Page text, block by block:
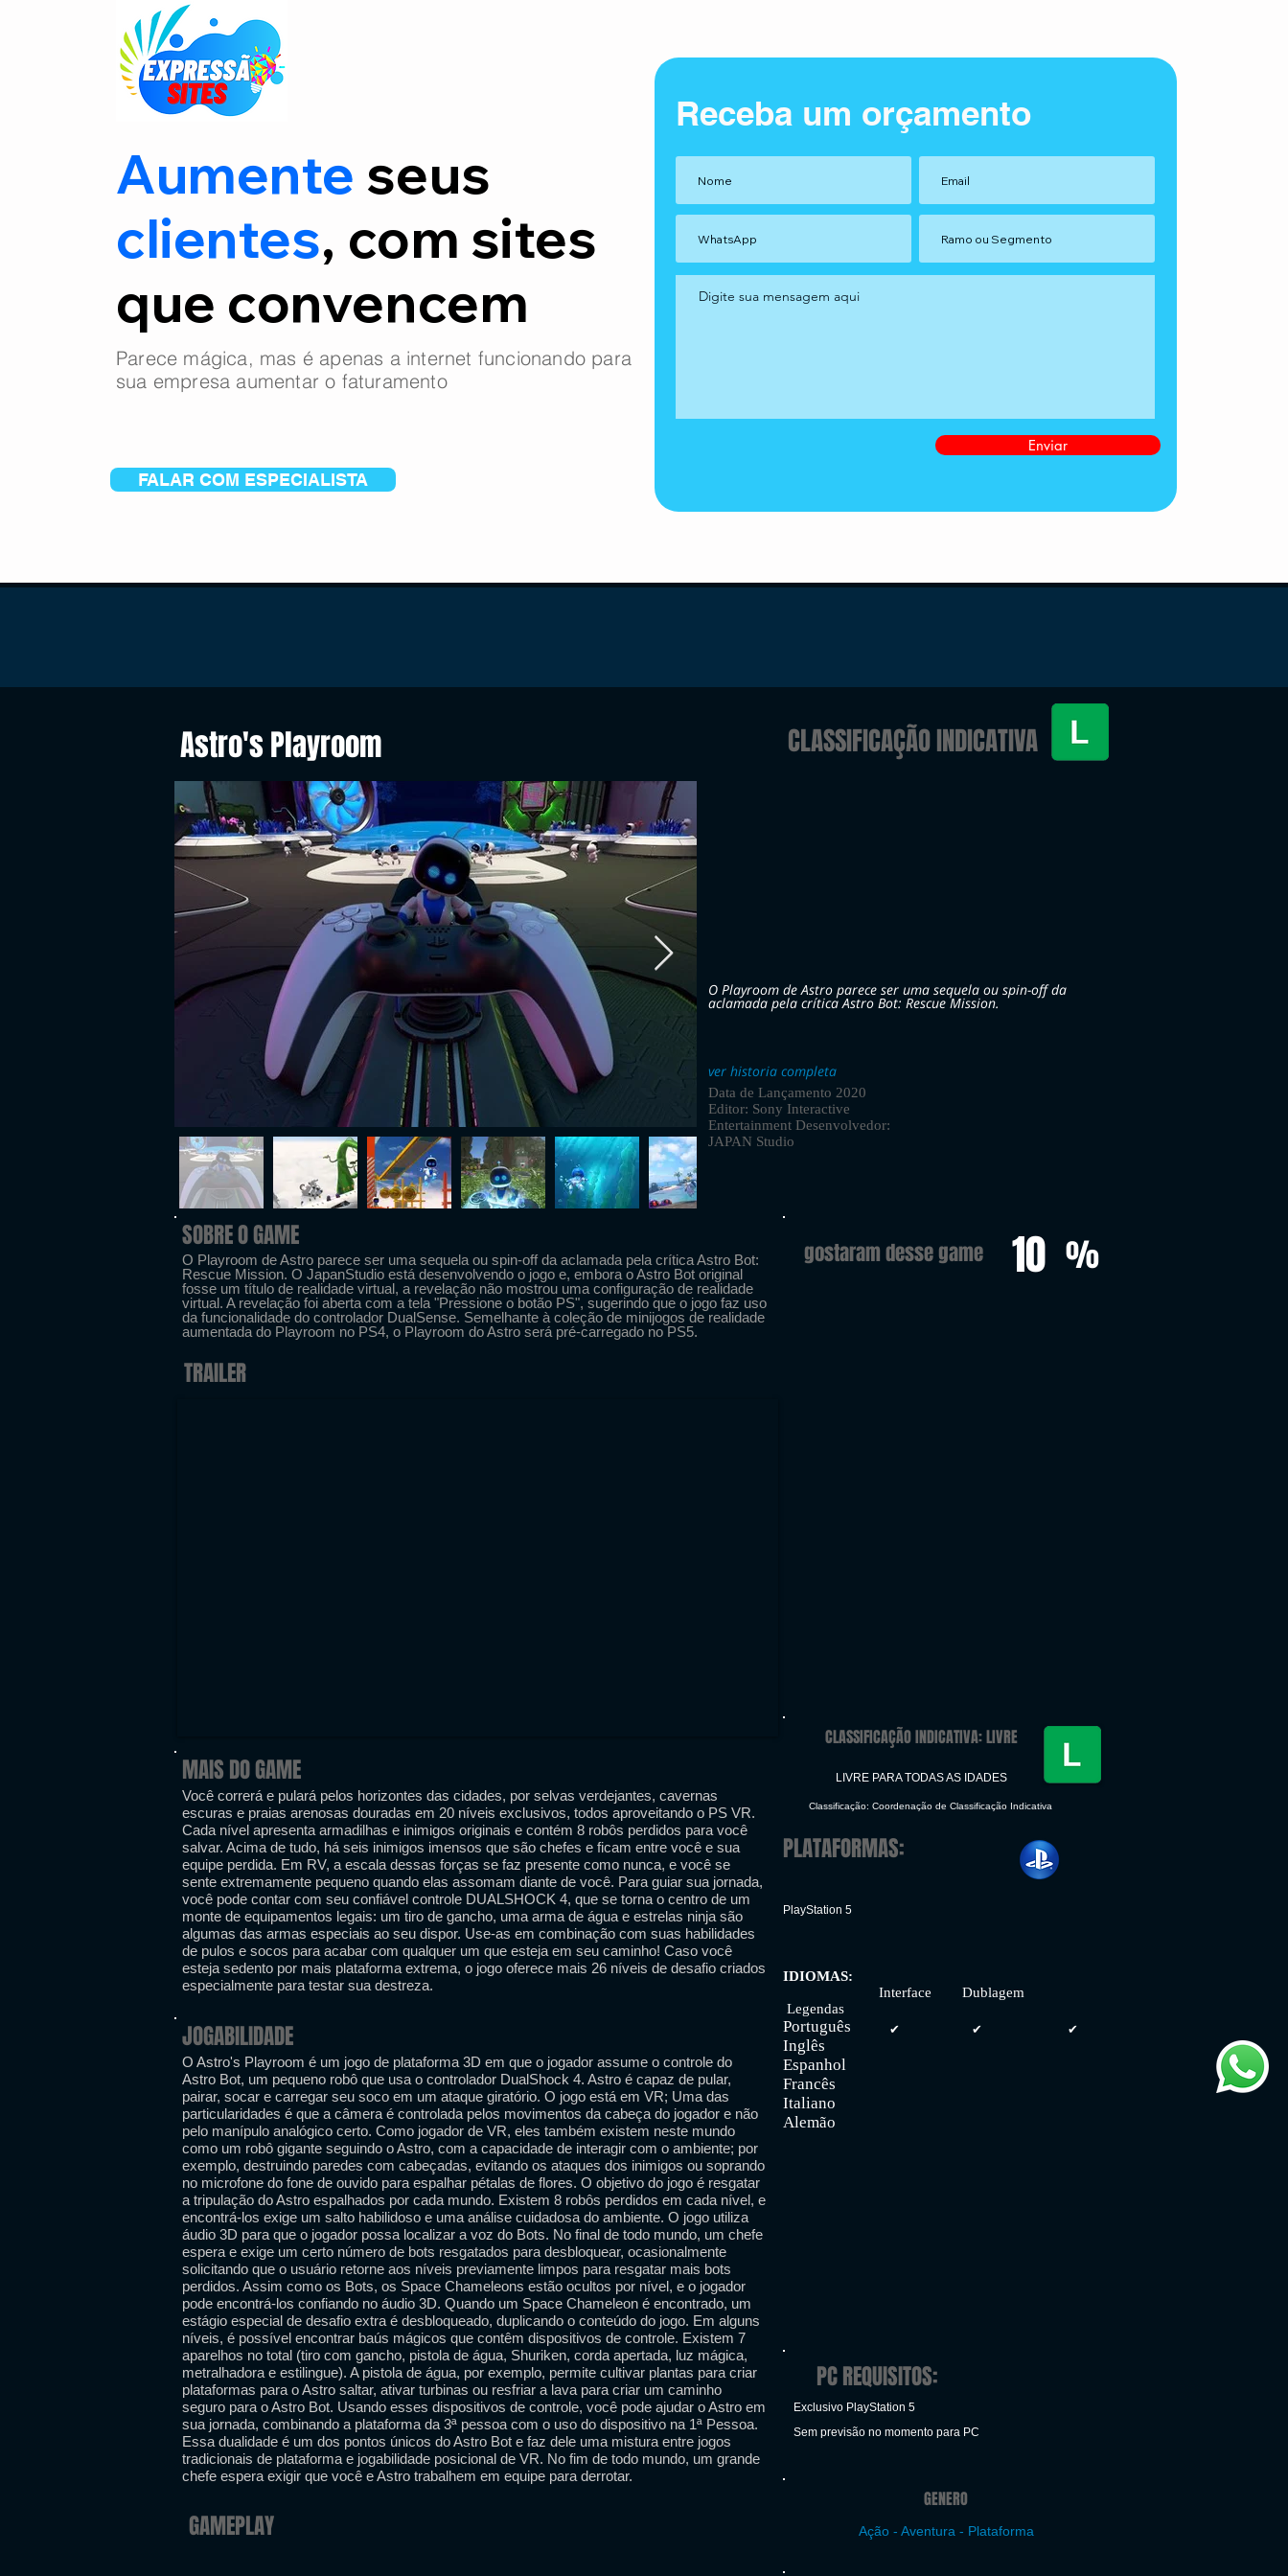
Aumente seus
clientes, com sites
que convencem
Parece mágica, mas é apenas a internet funcionando para
sua empresa aumentar o faturamento
FALAR COM ESPECIALISTA
Receba um orçamento
Enviar
Astro's Playroom CLASSIFICAÇÃO INDICATIVA
O Playroom de Astro parece ser uma sequela ou spin-off da
aclamada pela crítica Astro Bot: Rescue Mission.
ver historia completa
Data de Lançamento 2020
Editor: Sony Interactive
Entertainment Desenvolvedor:
JAPAN Studio
SOBRE O GAME
O Playroom de Astro parece ser uma sequela ou spin-off da aclamada pela crítica Astro Bot:
Rescue Mission. O JapanStudio está desenvolvendo o jogo e, embora o Astro Bot original
fosse um título de realidade virtual, a revelação não mostrou uma configuração de realidade
virtual. A revelação foi aberta com a tela "Pressione o botão PS", sugerindo que o jogo faz uso
da funcionalidade do controlador DualSense. Semelhante à coleção de minijogos de realidade
aumentada do Playroom no PS4, o Playroom do Astro será pré-carregado no PS5.
TRAILER
MAIS DO GAME
Você correrá e pulará pelos horizontes das cidades, por selvas verdejantes, cavernas
escuras e praias arenosas douradas em 20 níveis exclusivos, todos aproveitando o PS VR.
Cada nível apresenta armadilhas e inimigos originais e contém 8 robôs perdidos para você
salvar. Acima de tudo, há seis inimigos imensos que são chefes e ficam entre você e sua
equipe perdida. Em RV, a escala dessas forças se faz presente como nunca, e você se
sente extremamente pequeno quando elas assomam diante de você. Para guiar sua jornada,
você pode contar com seu confiável controle DUALSHOCK 4, que se torna o centro de um
monte de equipamentos legais: um tiro de gancho, uma arma de água e estrelas ninja são
algumas das armas especiais ao seu dispor. Use-as em combinação com suas habilidades
de pulos e socos para acabar com qualquer um que esteja em seu caminho! Caso você
esteja sedento por mais plataforma extrema, o jogo oferece mais 26 níveis de desafio criados
especialmente para testar sua destreza.
JOGABILIDADE
O Astro's Playroom é um jogo de plataforma 3D em que o jogador assume o controle do
Astro Bot, um pequeno robô que usa o controlador DualShock 4. Astro é capaz de pular,
pairar, socar e carregar seu soco em um ataque giratório. O jogo está em VR; Uma das
particularidades é que a câmera é controlada pelos movimentos da cabeça do jogador e não
pelo manípulo analógico certo. Como jogador de VR, eles também existem neste mundo
como um robô gigante seguindo o Astro, com a capacidade de interagir com o ambiente; por
exemplo, destruindo paredes com cabeçadas, evitando os ataques dos inimigos ou soprando
no microfone do fone de ouvido para espalhar pétalas de flores. O objetivo do jogo é resgatar
a tripulação do Astro espalhados por cada mundo. Existem 8 robôs perdidos em cada nível, e
encontrá-los exige um salto habilidoso e uma análise cuidadosa do ambiente. O jogo utiliza
áudio 3D para que o jogador possa localizar a voz do Bots. No final de todo mundo, um chefe
espera e exige um certo número de bots resgatados para desbloquear, ocasionalmente
solicitando que o usuário retorne aos níveis previamente limpos para resgatar mais bots
perdidos. Assim como os Bots, os Space Chameleons estão ocultos por nível, e o jogador
pode encontrá-los confiando no áudio 3D. Quando um Space Chameleon é encontrado, um
estágio especial de desafio extra é desbloqueado, duplicando o conteúdo do jogo. Em alguns
níveis, é possível encontrar baús mágicos que contêm dispositivos de controle. Existem 7
aparelhos no total (tiro com gancho, pistola de água, Shuriken, corda apertada, luz mágica,
metralhadora e estilingue). A pistola de água, por exemplo, permite cultivar plantas para criar
plataformas para o Astro saltar, ativar turbinas ou resfriar a lava para criar um caminho
seguro para o Astro Bot. Usando esses dispositivos de controle, você pode ajudar o Astro em
sua jornada, combinando a plataforma da 3ª pessoa com o uso do dispositivo na 1ª Pessoa.
Essa dualidade é um dos pontos únicos do Astro Bot e faz dele uma mistura entre jogos
tradicionais de plataforma e jogabilidade posicional de VR. No fim de todo mundo, um grande
chefe espera exigir que você e Astro trabalhem em equipe para derrotar.
GAMEPLAY
gostaram desse game 10 %
CLASSIFICAÇÃO INDICATIVA: LIVRE
LIVRE PARA TODAS AS IDADES
Classificação: Coordenação de Classificação Indicativa
PLATAFORMAS:
PlayStation 5
IDIOMAS:
Interface Dublagem
Legendas
Português
Inglês
Espanhol
Francês
Italiano
Alemão
✔ ✔ ✔
PC REQUISITOS:
Exclusivo PlayStation 5
Sem previsão no momento para PC
GENERO
Ação - Aventura - Plataforma